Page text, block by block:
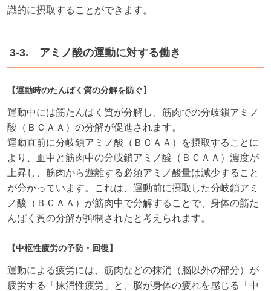
識的に摂取することができます。
3-3. アミノ酸の運動に対する働き
【運動時のたんぱく質の分解を防ぐ】
運動中には筋たんぱく質が分解し、筋肉での分岐鎖アミノ
酸（ＢＣＡＡ）の分解が促進されます。
運動直前に分岐鎖アミノ酸（ＢＣＡＡ）を摂取することに
より、血中と筋肉中の分岐鎖アミノ酸（ＢＣＡＡ）濃度が
上昇し、筋肉から遊離する必須アミノ酸量は減少すること
が分かっています。これは、運動前に摂取した分岐鎖アミ
ノ酸（ＢＣＡＡ）が筋肉中で分解することで、身体の筋た
んぱく質の分解が抑制されたと考えられます。
【中枢性疲労の予防・回復】
運動による疲労には、筋肉などの抹消（脳以外の部分）が
疲労する「抹消性疲労」と、脳が身体の疲れを感じる「中